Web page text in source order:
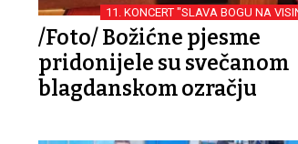
11. KONCERT "SLAVA BOGU NA
/Foto/ Božićne pjesme
pridonijele su svečanom
blagdanskom ozračju